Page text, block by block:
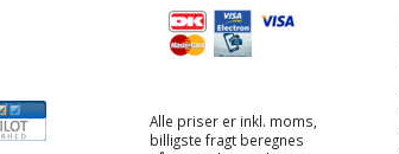
Alle priser er inkl. moms,
billigste fragt beregnes